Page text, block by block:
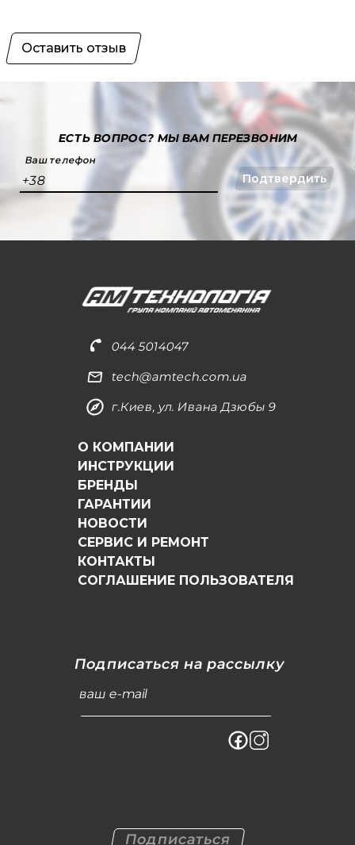
Оставить отзыв
ЕСТЬ ВОПРОС?МЫ ВАМ ПЕРЕЗВОНИМ
Ваш телефон
+38 Подтвердить
044 5014047
tech@amtech.com.ua
г.Киев, ул. Ивана Дзюбы 9
О КОМПАНИИ
ИНСТРУКЦИИ
БРЕНДЫ
ГАРАНТИИ
НОВОСТИ
СЕРВИС И РЕМОНТ
КОНТАКТЫ
СОГЛАШЕНИЕ ПОЛЬЗОВАТЕЛЯ
Подписаться на рассылку
ваш e-mail
Подписаться